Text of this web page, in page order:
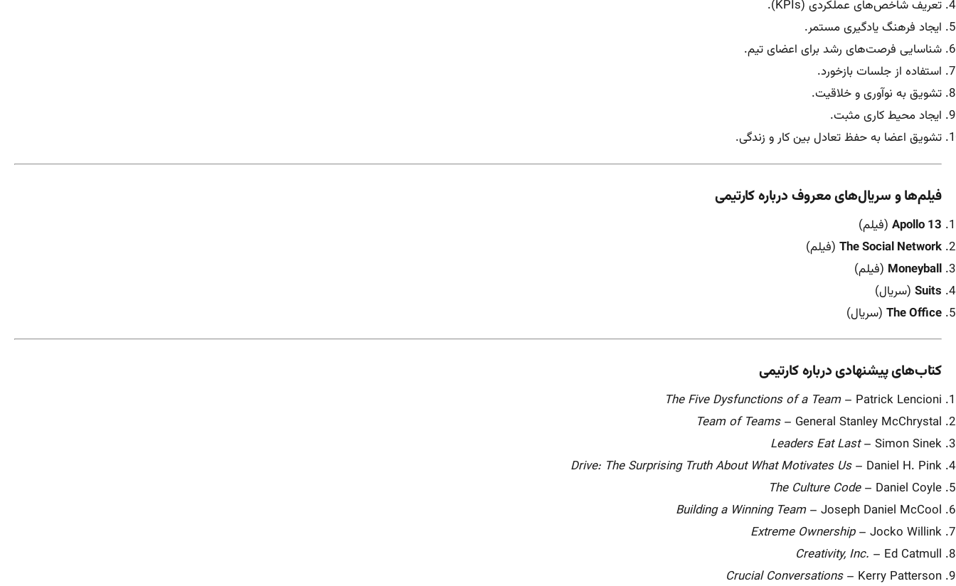
تعریف شاخص‌های عملکردی (KPIs).
ایجاد فرهنگ یادگیری مستمر.
شناسایی فرصت‌های رشد برای اعضای تیم.
استفاده از جلسات بازخورد.
تشویق به نوآوری و خلاقیت.
ایجاد محیط کاری مثبت.
تشویق اعضا به حفظ تعادل بین کار و زندگی.
فیلم‌ها و سریال‌های معروف درباره کارتیمی
Apollo 13 (فیلم)
The Social Network (فیلم)
Moneyball (فیلم)
Suits (سریال)
The Office (سریال)
کتاب‌های پیشنهادی درباره کارتیمی
The Five Dysfunctions of a Team– Patrick Lencioni
Team of Teams– General Stanley McChrystal
Leaders Eat Last– Simon Sinek
Drive: The Surprising Truth About What Motivates Us– Daniel H. Pink
The Culture Code– Daniel Coyle
Building a Winning Team– Joseph Daniel McCool
Extreme Ownership– Jocko Willink
Creativity, Inc. – Ed Catmull
Crucial Conversations– Kerry Patterson